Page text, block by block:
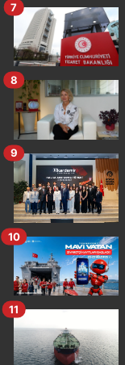
7
8
9
10
11